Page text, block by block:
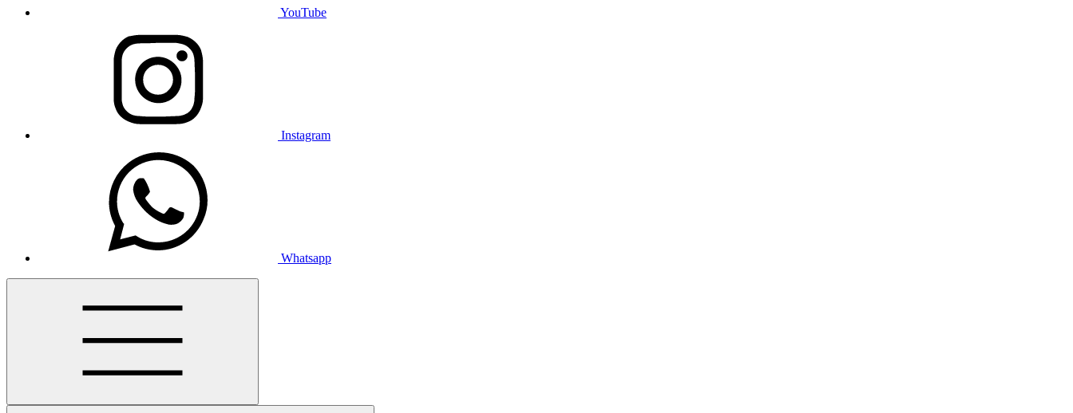
YouTube
Instagram
Whatsapp